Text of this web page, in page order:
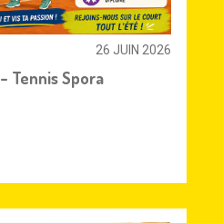
26 JUIN 2026
Tennis Spora